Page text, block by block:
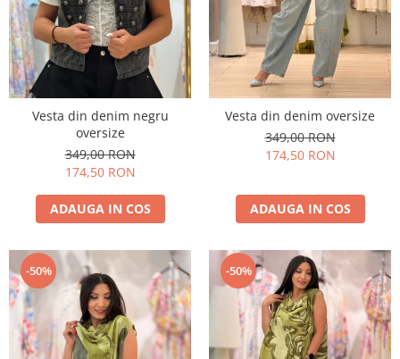
Costume de baie
Vesta din denim negru
oversize
349,00 RON
174,50 RON
ADAUGA IN COS
Vesta din denim oversize
349,00 RON
174,50 RON
ADAUGA IN COS
-50% -50%